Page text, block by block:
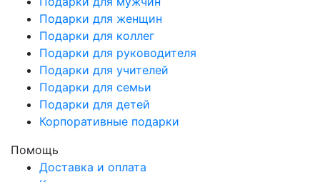
Подарки для женщин
Подарки для коллег
Подарки для руководителя
Подарки для учителей
Подарки для семьи
Подарки для детей
Корпоративные подарки
Помощь
Доставка и оплата